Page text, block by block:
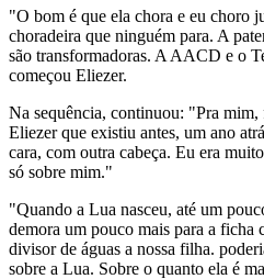
"O bom é que ela chora e eu choro
choradeira que ninguém para. A
são transformadoras. A AACD e o
começou Eliezer.
Na sequência, continuou: "Pra
Eliezer que existiu antes, um ano
cara, com outra cabeça. Eu era
só sobre mim."
"Quando a Lua nasceu, até um
demora um pouco mais para a ficha
divisor de águas a nossa filha.
sobre a Lua. Sobre o quanto ela é